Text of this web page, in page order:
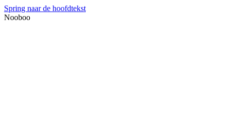
Spring naar de hoofdtekst
Nooboo